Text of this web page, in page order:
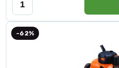
-62%